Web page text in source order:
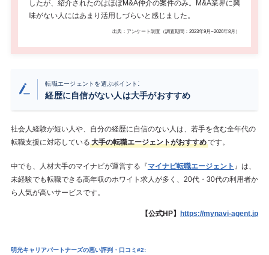
したが、紹介されたのはほぼM&A仲介の案件のみ。M&A業界に興
味がない人にはあまり活用しづらいと感じました。
出典：アンケート調査（調査期間：2023年9月~2026年8月）
転職エージェントを選ぶポイント :
経歴に自信がない人は大手がおすすめ
社会人経験が短い人や、自分の経歴に自信のない人は、若手を含む全年代の
転職支援に対応している 大手の転職エージェントがおすすめです。
中でも、人材大手のマイナビが運営する『マイナビ転職エージェント 』は、
未経験でも転職できる高年収のホワイト求人が多く、20代・30代の利用者か
ら人気が高いサービスです。
【公式HP】https://mynavi-agent.jp
明光キャリアパートナーズの悪い評判・口コミ#2: